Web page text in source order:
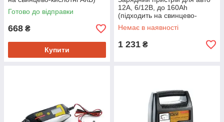
(світлодіодний індикатор)
СИЛА
Готово до відправки
668 ₴
Купити
12А, 6/12В, до 160Ah
(підходить на свинцево-
кислотні АКБ) (стрілочний
індикатор) СИЛА
Немає в наявності
1 231 ₴